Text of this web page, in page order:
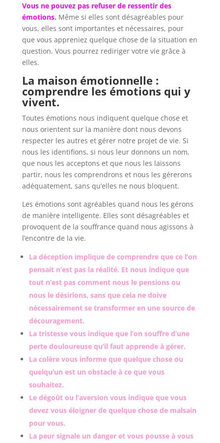
Vous ne pouvez pas refuser de ressentir des
émotions.Même si elles sont désagréables pour
vous, elles sont importantes et nécessaires, pour
que vous appreniez quelque chose de la situation en
question. Vous pourrez rediriger votre vie grâce à
elles.
La maison émotionnelle :
comprendre les émotions qui y
vivent.
Toutes émotions nous indiquent quelque chose et
nous orientent sur la manière dont nous devons
respecter les autres et gérer notre projet de vie. Si
nous les identifions, si nous leur donnons un nom,
que nous les acceptons et que nous les laissons
partir, nous les comprendrons et nous les gérerons
adéquatement, sans qu’elles ne nous bloquent.
Les émotions sont agréables quand nous les gérons
de manière intelligente. Elles sont désagréables et
provoquent de la souffrance quand nous agissons à
l’encontre de la vie.
La déception implique de comprendre que ce l’on
pensait n’est pas la réalité. Et nous indique que
tout n’est pas comment nous le pensions ou
nous le désirions, sans que cela ne doive
nécessairement se transformer en une source de
découragement.
La tristesse vous indique que l’on souffre d’une
perte douloureuse qu’il faut apprende à gérer.
La colère vous informe que quelque chose ou
quelqu’un est un obstacle à ce que vous
souhaitez.
Le dégoût ou l’aversion vous indique que vous
devez vous éloigner de quelque chose de malsain
pour vous.
La peur signale un danger et vous pousse à vous